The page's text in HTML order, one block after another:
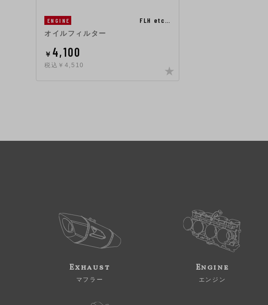
ENGINE FLH etc…
オイルフィルター
￥ 4,100
税込￥4,510
Exhaust
マフラー
Engine
エンジン